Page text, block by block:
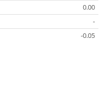
0.00
-
-0.05